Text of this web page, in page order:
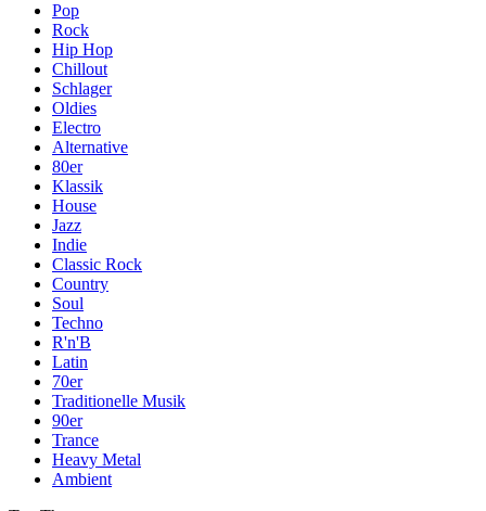
Pop
Rock
Hip Hop
Chillout
Schlager
Oldies
Electro
Alternative
80er
Klassik
House
Jazz
Indie
Classic Rock
Country
Soul
Techno
R'n'B
Latin
70er
Traditionelle Musik
90er
Trance
Heavy Metal
Ambient